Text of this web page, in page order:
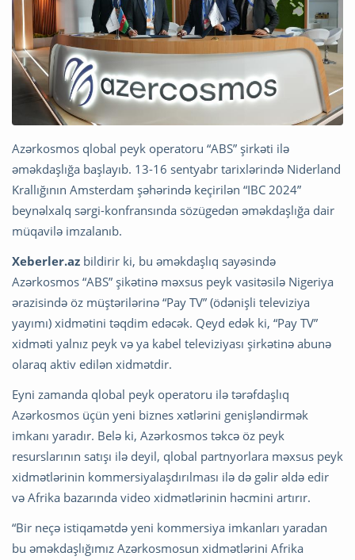
Azərkosmos qlobal peyk operatoru “ABS” şirkəti ilə
əməkdaşlığa başlayıb. 13-16 sentyabr tarixlərində Niderland
Krallığının Amsterdam şəhərində keçirilən “IBC 2024”
beynəlxalq sərgi-konfransında sözügedən əməkdaşlığa dair
müqavilə imzalanıb.
Xeberler.az bildirir ki, bu əməkdaşlıq sayəsində
Azərkosmos “ABS” şikətinə məxsus peyk vasitəsilə Nigeriya
ərazisində öz müştərilərinə “Pay TV” (ödənişli televiziya
yayımı) xidmətini təqdim edəcək. Qeyd edək ki, “Pay TV”
xidməti yalnız peyk və ya kabel televiziyası şirkətinə abunə
olaraq aktiv edilən xidmətdir.
Eyni zamanda qlobal peyk operatoru ilə tərəfdaşlıq
Azərkosmos üçün yeni biznes xətlərini genişləndirmək
imkanı yaradır. Belə ki, Azərkosmos təkcə öz peyk
resurslarının satışı ilə deyil, qlobal partnyorlara məxsus peyk
xidmətlərinin kommersiyalaşdırılması ilə də gəlir əldə edir
və Afrika bazarında video xidmətlərinin həcmini artırır.
“Bir neçə istiqamətdə yeni kommersiya imkanları yaradan
bu əməkdaşlığımız Azərkosmosun xidmətlərini Afrika